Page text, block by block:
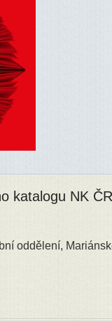
katalogu NK ČR
oddělení,